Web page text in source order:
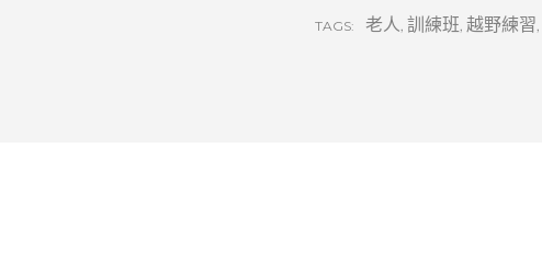
TAGS: 老人, 訓練班, 越野練習,